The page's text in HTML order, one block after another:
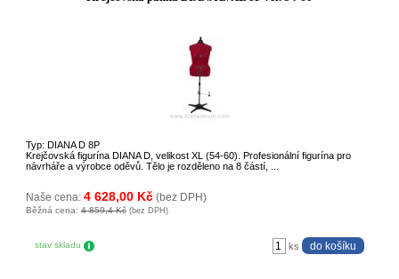
Typ: DIANA D 8P
Krejčovská figurína DIANA D, velikost XL (54-60). Profesionální figurína pro
návrháře a výrobce oděvů. Tělo je rozděleno na 8 částí, ...
Naše cena: 4 628,00 Kč (bez DPH)
Běžná cena: 4 859,4 Kč (bez DPH)
stav skladu ks